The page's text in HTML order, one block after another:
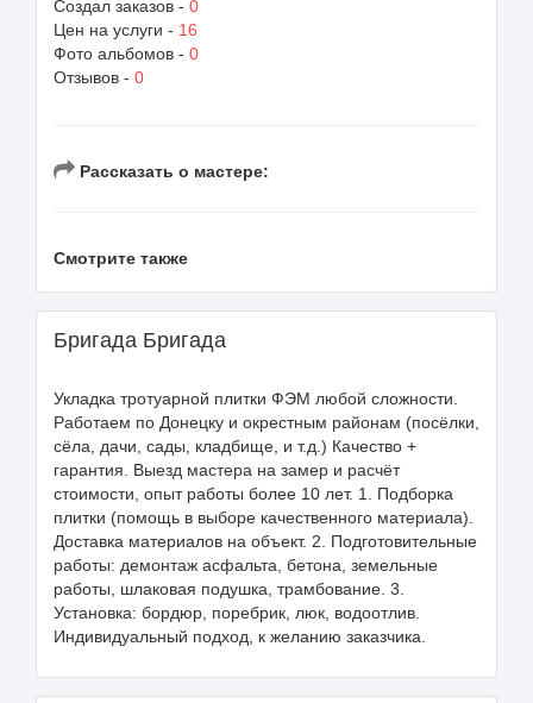
Создал заказов - 0
Цен на услуги - 16
Фото альбомов - 0
Отзывов - 0
Рассказать о мастере:
Смотрите также
Бригада Бригада
Укладка тротуарной плитки ФЭМ любой сложности.
Работаем по Донецку и окрестным районам (посёлки,
сёла, дачи, сады, кладбище, и т.д.) Качество +
гарантия. Выезд мастера на замер и расчёт
стоимости, опыт работы более 10 лет. 1. Подборка
плитки (помощь в выборе качественного материала).
Доставка материалов на объект. 2. Подготовительные
работы: демонтаж асфальта, бетона, земельные
работы, шлаковая подушка, трамбование. 3.
Установка: бордюр, поребрик, люк, водоотлив.
Индивидуальный подход, к желанию заказчика.